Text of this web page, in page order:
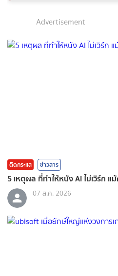
Advertisement
ติดกระแส ข่าวสาร
5 เหตุผล ที่ทำให้หนัง AI ไม่เวิร์ก
07 ส.ค. 2026